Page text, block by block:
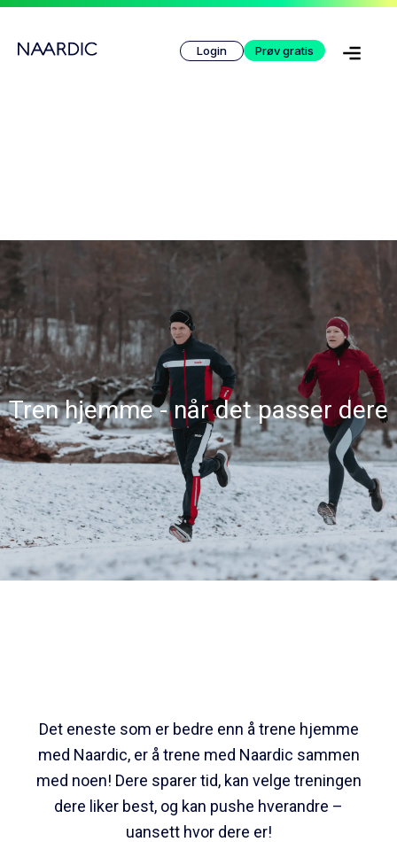
Login Prøv gratis
Tren hjemme - når det passer dere
Det eneste som er bedre enn å trene hjemme
med Naardic, er å trene med Naardic sammen
med noen! Dere sparer tid, kan velge treningen
dere liker best, og kan pushe hverandre –
uansett hvor dere er!